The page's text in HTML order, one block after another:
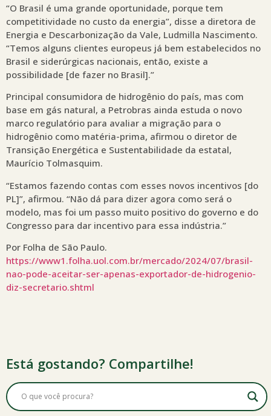
“O Brasil é uma grande oportunidade, porque tem
competitividade no custo da energia”, disse a diretora de
Energia e Descarbonização da Vale, Ludmilla Nascimento.
“Temos alguns clientes europeus já bem estabelecidos no
Brasil e siderúrgicas nacionais, então, existe a
possibilidade [de fazer no Brasil].”
Principal consumidora de hidrogênio do país, mas com
base em gás natural, a Petrobras ainda estuda o novo
marco regulatório para avaliar a migração para o
hidrogênio como matéria-prima, afirmou o diretor de
Transição Energética e Sustentabilidade da estatal,
Maurício Tolmasquim.
“Estamos fazendo contas com esses novos incentivos [do
PL]”, afirmou. “Não dá para dizer agora como será o
modelo, mas foi um passo muito positivo do governo e do
Congresso para dar incentivo para essa indústria.”
Por Folha de São Paulo.
https://www1.folha.uol.com.br/mercado/2024/07/brasil-
nao-pode-aceitar-ser-apenas-exportador-de-hidrogenio-
diz-secretario.shtml
Está gostando? Compartilhe!